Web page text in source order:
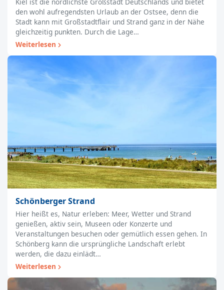
den wohl aufregendsten Urlaub an der Ostsee, denn die
Stadt kann mit Großstadtflair und Strand ganz in der Nähe
gleichzeitig punkten. Durch die Lage…
Weiterlesen
Schönberger Strand
Hier heißt es, Natur erleben: Meer, Wetter und Strand
genießen, aktiv sein, Museen oder Konzerte und
Veranstaltungen besuchen oder gemütlich essen gehen. In
Schönberg kann die ursprüngliche Landschaft erlebt
werden, die dazu einlädt…
Weiterlesen